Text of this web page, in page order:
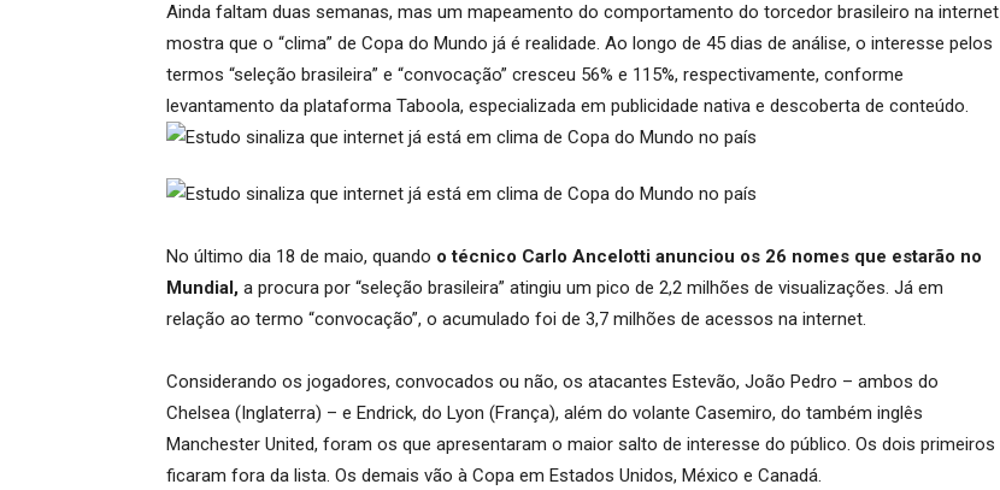
Ainda faltam duas semanas, mas um mapeamento do comportamento do torcedor brasileiro na internet
mostra que o “clima” de Copa do Mundo já é realidade. Ao longo de 45 dias de análise, o interesse pelos
termos “seleção brasileira” e “convocação” cresceu 56% e 115%, respectivamente, conforme
levantamento da plataforma Taboola, especializada em publicidade nativa e descoberta de conteúdo.
No último dia 18 de maio, quando o técnico Carlo Ancelotti anunciou os 26 nomes que estarão no
Mundial, a procura por “seleção brasileira” atingiu um pico de 2,2 milhões de visualizações. Já em
relação ao termo “convocação”, o acumulado foi de 3,7 milhões de acessos na internet.
Considerando os jogadores, convocados ou não, os atacantes Estevão, João Pedro – ambos do
Chelsea (Inglaterra) – e Endrick, do Lyon (França), além do volante Casemiro, do também inglês
Manchester United, foram os que apresentaram o maior salto de interesse do público. Os dois primeiros
ficaram fora da lista. Os demais vão à Copa em Estados Unidos, México e Canadá.